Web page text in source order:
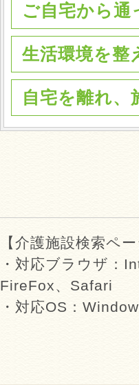
ご自宅から
生活環境を整
自宅を離れ、
【介護施設検索ペ
・対応ブラウザ：
FireFox、Safari
・対応OS：